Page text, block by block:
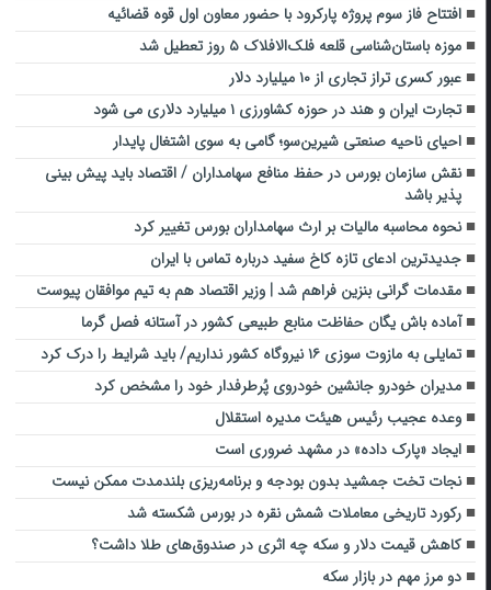
افتتاح فاز سوم پروژه پارکرود با حضور معاون اول قوه قضائیه
موزه باستان‌شناسی قلعه فلک‌الافلاک ۵ روز تعطیل شد
عبور کسری تراز تجاری از ۱۰ میلیارد دلار
تجارت ایران و هند در حوزه کشاورزی ۱ میلیارد دلاری می شود
احیای ناحیه صنعتی شیرین‌سو؛ گامی به سوی اشتغال پایدار
نقش سازمان بورس در حفظ منافع سهامداران / اقتصاد باید پیش بینی
پذیر باشد
نحوه محاسبه مالیات بر ارث سهامداران بورس تغییر کرد
جدیدترین ادعای تازه کاخ سفید درباره تماس با ایران
مقدمات گرانی بنزین فراهم شد | وزیر اقتصاد هم به تیم موافقان پیوست
آماده باش یگان حفاظت منابع طبیعی کشور در آستانه فصل گرما
تمایلی به مازوت سوزی ۱۶ نیروگاه کشور نداریم/ باید شرایط را درک کرد
مدیران خودرو جانشین خودروی پُرطرفدار خود را مشخص کرد
وعده عجیب رئیس هیئت مدیره استقلال
ایجاد «پارک داده» در مشهد ضروری است
نجات تخت جمشید بدون بودجه و برنامه‌ریزی بلندمدت ممکن نیست
رکورد تاریخی معاملات شمش نقره در بورس شکسته شد
کاهش قیمت دلار و ‌سکه چه اثری در صندوق‌های طلا داشت؟
دو مرز مهم در بازار سکه